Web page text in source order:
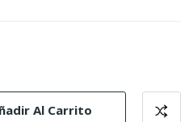
Al Carrito